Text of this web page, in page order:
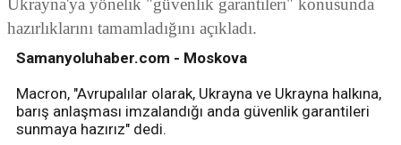
Ukrayna'ya yönelik "güvenlik garantileri" konusunda
hazırlıklarını tamamladığını açıkladı.
Samanyoluhaber.com - Moskova
Macron, "Avrupalılar olarak, Ukrayna ve Ukrayna halkına,
barış anlaşması imzalandığı anda güvenlik garantileri
sunmaya hazırız" dedi.